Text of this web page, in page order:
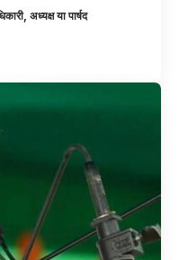
अध्यक्ष या पार्षद